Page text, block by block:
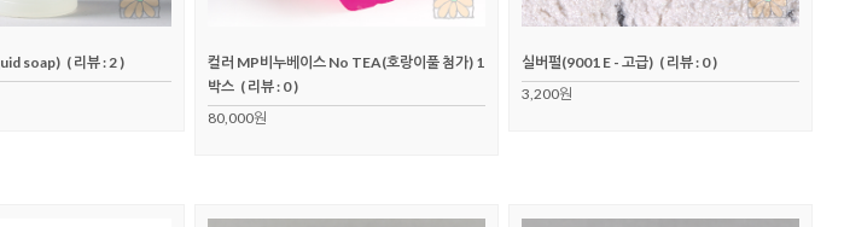
soap) ( 리뷰 : 2 )
컬러 MP비누베이스 No TEA(호랑이풀 첨가) 1
박스 ( 리뷰 : 0 )
80,000원
실버펄(9001 E - 고급) ( 리뷰 : 0 )
3,200원